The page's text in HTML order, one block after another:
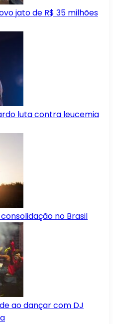
jato de R$ 35 milhões
luta contra leucemia
no Brasil
ao dançar com DJ